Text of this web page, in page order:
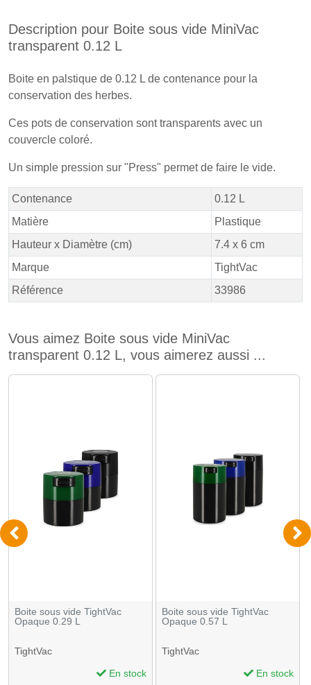
Description pour Boite sous vide MiniVac
transparent 0.12 L
Boite en palstique de 0.12 L de contenance pour la
conservation des herbes.
Ces pots de conservation sont transparents avec un
couvercle coloré.
Un simple pression sur "Press" permet de faire le vide.
Contenance
0.12 L
Matière
Plastique
Hauteur x Diamètre (cm)
7.4 x 6 cm
Marque
TightVac
Référence
33986
Vous aimez Boite sous vide MiniVac
transparent 0.12 L, vous aimerez aussi ...
Boite sous vide TightVac
Opaque 0.29 L
TightVac
En stock
Boite sous vide TightVac
Opaque 0.57 L
TightVac
En stock